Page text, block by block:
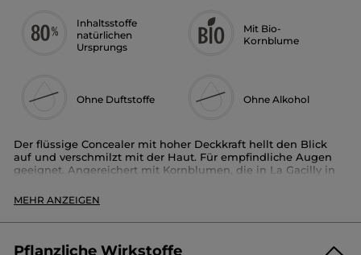
Inhaltsstoffe
natürlichen
Ursprungs
Mit Bio-
Kornblume
Ohne Duftstoffe Ohne Alkohol
Der flüssige Concealer mit hoher Deckkraft hellt den Blick
auf und verschmilzt mit der Haut. Für empfindliche Augen
geeignet. Angereichert mit Kornblumen, die in La Gacilly in
Die Vorteile:
MEHR ANZEIGEN
Pflanzliche Wirkstoffe